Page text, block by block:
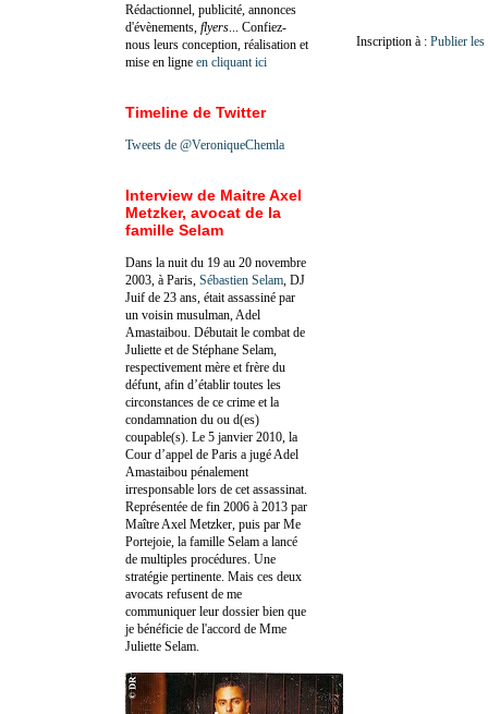
Inscription à : Publier
Rédactionnel, publicité, annonces
d'évènements, flyers ... Confiez-
nous leurs conception, réalisation et
mise en ligne en cliquant ici
Timeline de Twitter
Tweets de @VeroniqueChemla
Interview de Maitre Axel
Metzker, avocat de la
famille Selam
Dans la nuit du 19 au 20 novembre
2003, à Paris, Sébastien Selam , DJ
Juif de 23 ans, était assassiné par
un voisin musulman, Adel
Amastaibou. Débutait le combat de
Juliette et de Stéphane Selam,
respectivement mère et frère du
défunt, afin d’établir toutes les
circonstances de ce crime et la
condamnation du ou d(es)
coupable(s). Le 5 janvier 2010, la
Cour d’appel de Paris a jugé Adel
Amastaibou pénalement
irresponsable lors de cet assassinat.
Représentée de fin 2006 à 2013 par
Maître Axel Metzker, puis par Me
Portejoie, la famille Selam a lancé
de multiples procédures. Une
stratégie pertinente. Mais ces deux
avocats refusent de me
communiquer leur dossier bien que
je bénéficie de l'accord de Mme
Juliette Selam.